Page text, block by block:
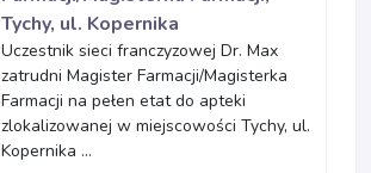
Tychy, ul. Kopernika
Uczestnik sieci franczyzowej Dr. Max
zatrudni Magister Farmacji/Magisterka
Farmacji na pełen etat do apteki
zlokalizowanej w miejscowości Tychy, ul.
Kopernika ...